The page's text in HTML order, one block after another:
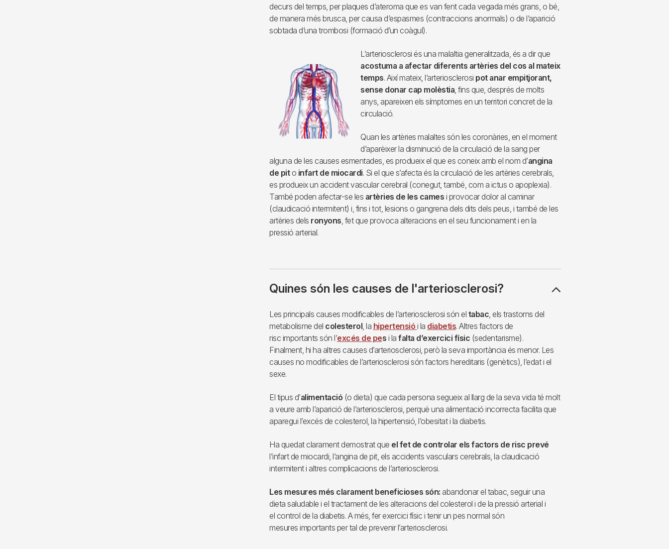
decurs del temps, per plaques d’ateroma que es van fent cada vegada més grans, o bé,
de manera més brusca, per causa d’espasmes (contraccions anormals) o de l’aparició
sobtada d’una trombosi (formació d’un coàgul).
L’arteriosclerosi és una malaltia generalitzada, és a dir que
acostuma a afectar diferents artèries del cos al mateix
temps. Així mateix, l’arteriosclerosi pot anar empitjorant,
sense donar cap molèstia , fins que, després de molts
anys, apareixen els símptomes en un territori concret de la
circulació.
Quan les artèries malaltes són les coronàries, en el moment
d’aparèixer la disminució de la circulació de la sang per
alguna de les causes esmentades, es produeix el que es coneix amb el nom d’angina
de pito infart de miocardi. Si el que s’afecta és la circulació de les artèries cerebrals,
es produeix un accident vascular cerebral (conegut, també, com a ictus o apoplexia).
També poden afectar-se les artèries de les cames i provocar dolor al caminar
(claudicació intermitent) i, fins i tot, lesions o gangrena dels dits dels peus, i també de les
artèries dels ronyons , fet que provoca alteracions en el seu funcionament i en la
pressió arterial.
Quines són les causes de l'arteriosclerosi?
Les principals causes modificables de l’arteriosclerosi són el tabac , els trastorns del
metabolisme del colesterol , la hipertensió i la diabetis. Altres factors de
risc importants són l’excés de pes i la falta d’exercici físic (sedentarisme).
Finalment, hi ha altres causes d’arteriosclerosi, però la seva importància és menor. Les
causes no modificables de l’arteriosclerosi són factors hereditaris (genètics), l’edat i el
sexe.
El tipus d’alimentació (o dieta) que cada persona segueix al llarg de la seva vida té molt
a veure amb l’aparició de l’arteriosclerosi, perquè una alimentació incorrecta facilita que
aparegui l’excés de colesterol, la hipertensió, l’obesitat i la diabetis.
Ha quedat clarament demostrat que el fet de controlar els factors de risc prevé
l’infart de miocardi, l’angina de pit, els accidents vasculars cerebrals, la claudicació
intermitent i altres complicacions de l’arteriosclerosi.
Les mesures més clarament beneficioses són: abandonar el tabac, seguir una
dieta saludable i el tractament de les alteracions del colesterol i de la pressió arterial i
el control de la diabetis. A més, fer exercici físic i tenir un pes normal són
mesures importants per tal de prevenir l’arteriosclerosi.